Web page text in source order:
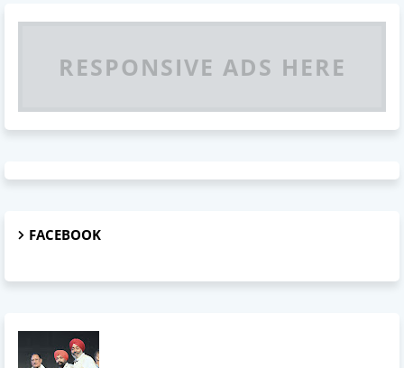
RESPONSIVE ADS HERE
FACEBOOK